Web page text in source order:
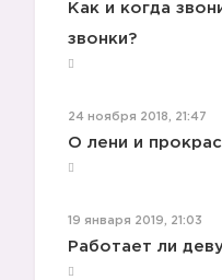
Как и когда
звонки?
24 ноября 2018, 21:47
О лени и
19 января 2019, 21:03
Работает ли